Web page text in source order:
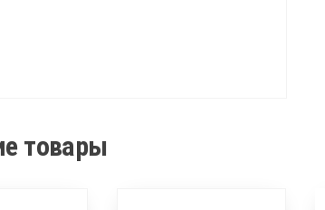
товары